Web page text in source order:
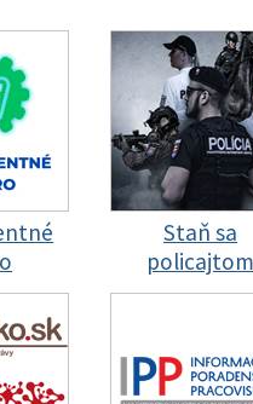
Staň sa
policajtom